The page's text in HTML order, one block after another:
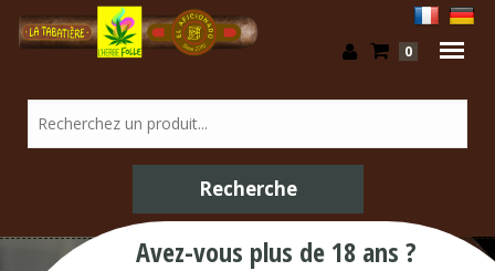
0
Avez-vous plus de 18 ans ?